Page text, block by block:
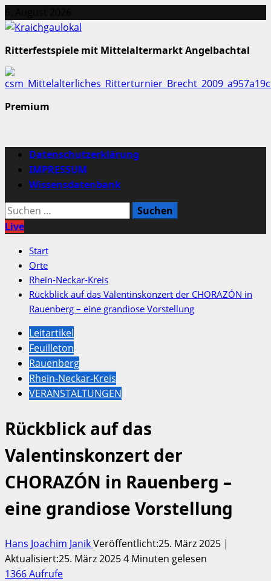
Inhalt
Ritterfestspiele mit Mittelaltermarkt Angelbachtal
Premium
Primäres
Menü
Datenschutzerklärung
IMPRESSUM
Wissensdatenbank
Suchen
nach:
Live
Start
Orte
Rhein-Neckar-Kreis
Rückblick auf das Valentinskonzert der CHORAZÓN in
Rauenberg – eine grandiose Vorstellung
Leitartikel
Feuilleton
Rauenberg
Rhein-Neckar-Kreis
VERANSTALTUNGEN
Rückblick auf das
Valentinskonzert der
CHORAZÓN in Rauenberg –
eine grandiose Vorstellung
Hans Joachim JanikVeröffentlicht:25. März 2025 |
Aktualisiert:25. März 20254 Minuten gelesen
1366 Aufrufe